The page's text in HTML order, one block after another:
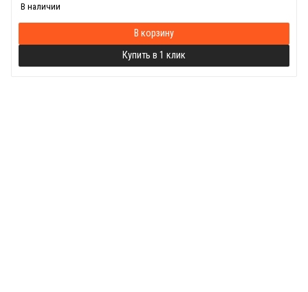
В наличии
В корзину
Купить в 1 клик